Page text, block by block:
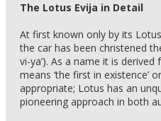
The Lotus Evija in Detail
At first known only by its
the car has been christened
vi-ya’). As a name it is
means ‘the first in existence’
appropriate; Lotus has an
pioneering approach in both